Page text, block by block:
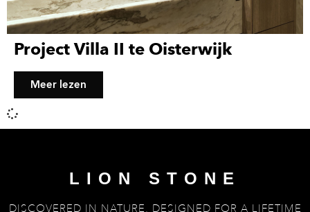
Project Villa II te Oisterwijk
Meer lezen
LION STONE
DISCOVERED IN NATURE, DESIGNED FOR A LIFETIME